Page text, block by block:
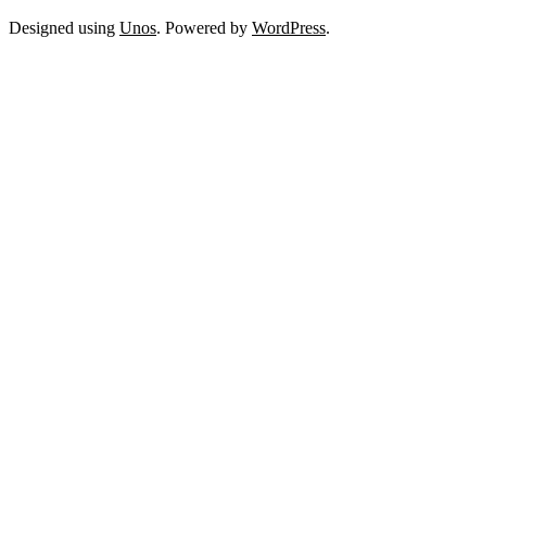
2021-
Designed using Unos. Powered by WordPress.